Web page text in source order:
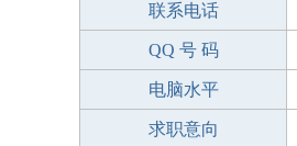
联系电话
QQ 号 码
电脑水平
求职意向